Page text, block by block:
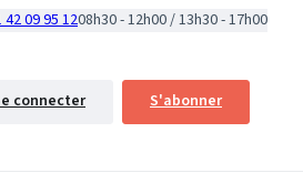
42 09 95 1208h30 - 12h00 / 13h30 - 17h00
connecter S'abonner